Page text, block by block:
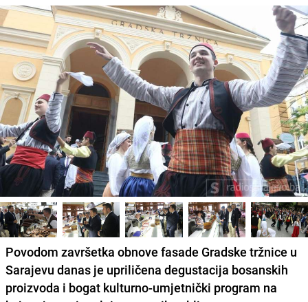
Povodom završetka obnove fasade Gradske tržnice u
Sarajevu danas je upriličena degustacija bosanskih
proizvoda i bogat kulturno-umjetnički program na